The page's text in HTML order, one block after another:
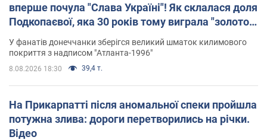
вперше почула "Слава Україні"! Як склалася доля
Подкопаєвої, яка 30 років тому виграла "золото"
Олімпіади
У фанатів донеччанки зберігся великий шматок килимового
покриття з надписом "Атланта-1996"
8.08.2026 18:30 39,4 т.
На Прикарпатті після аномальної спеки пройшла
потужна злива: дороги перетворились на річки.
Відео